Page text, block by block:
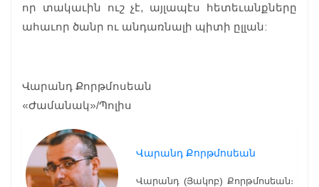
որ տակաւին ուշ չէ, այլապէս հետեւանքները
ահաւոր ծանր ու անդառնալի պիտի ըլլան:
Վարանդ Քորթմոսեան
«Ժամանակ»/Պոլիս
Վարանդ Քորթմոսեան
Վարանդ (Յակոբ) Քորթմոսեան։